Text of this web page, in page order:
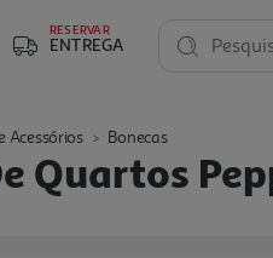
RESERVAR
ENTREGA
Acessórios Bonecas
Quartos